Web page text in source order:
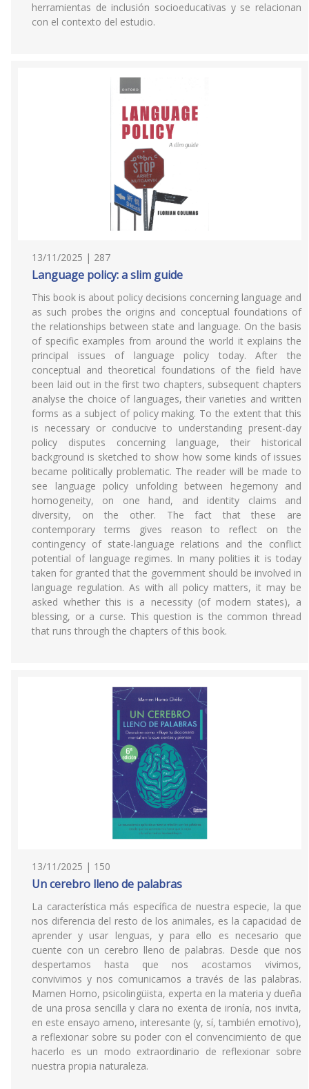
herramientas de inclusión socioeducativas y se relacionan
con el contexto del estudio.
13/11/2025 | 287
Language policy: a slim guide
This book is about policy decisions concerning language and
as such probes the origins and conceptual foundations of
the relationships between state and language. On the basis
of specific examples from around the world it explains the
principal issues of language policy today. After the
conceptual and theoretical foundations of the field have
been laid out in the first two chapters, subsequent chapters
analyse the choice of languages, their varieties and written
forms as a subject of policy making. To the extent that this
is necessary or conducive to understanding present-day
policy disputes concerning language, their historical
background is sketched to show how some kinds of issues
became politically problematic. The reader will be made to
see language policy unfolding between hegemony and
homogeneity, on one hand, and identity claims and
diversity, on the other. The fact that these are
contemporary terms gives reason to reflect on the
contingency of state-language relations and the conflict
potential of language regimes. In many polities it is today
taken for granted that the government should be involved in
language regulation. As with all policy matters, it may be
asked whether this is a necessity (of modern states), a
blessing, or a curse. This question is the common thread
that runs through the chapters of this book.
13/11/2025 | 150
Un cerebro lleno de palabras
La característica más específica de nuestra especie, la que
nos diferencia del resto de los animales, es la capacidad de
aprender y usar lenguas, y para ello es necesario que
cuente con un cerebro lleno de palabras. Desde que nos
despertamos hasta que nos acostamos vivimos,
convivimos y nos comunicamos a través de las palabras.
Mamen Horno, psicolingüista, experta en la materia y dueña
de una prosa sencilla y clara no exenta de ironía, nos invita,
en este ensayo ameno, interesante (y, sí, también emotivo),
a reflexionar sobre su poder con el convencimiento de que
hacerlo es un modo extraordinario de reflexionar sobre
nuestra propia naturaleza.